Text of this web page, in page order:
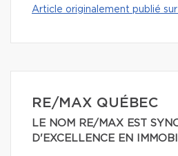
Article originalement publié
RE/MAX QUÉBEC
LE NOM RE/MAX EST
D'EXCELLENCE EN